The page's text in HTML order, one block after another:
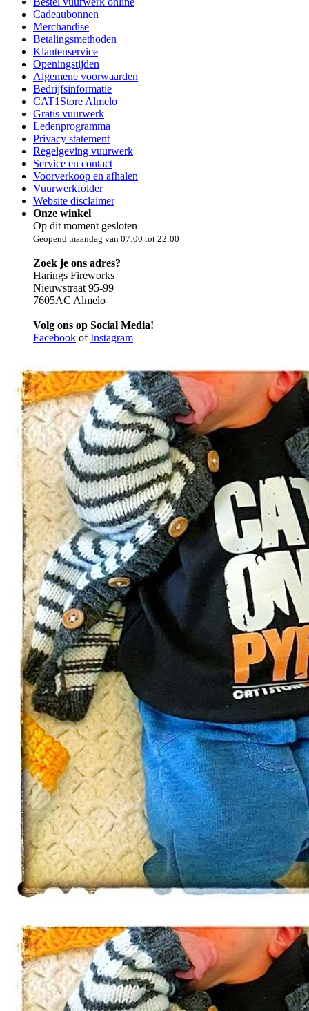
Cadeaubonnen
Merchandise
Betalingsmethoden
Klantenservice
Openingstijden
Algemene voorwaarden
Bedrijfsinformatie
CAT1Store Almelo
Gratis vuurwerk
Ledenprogramma
Privacy statement
Regelgeving vuurwerk
Service en contact
Voorverkoop en afhalen
Vuurwerkfolder
Website disclaimer
Onze winkel
Op dit moment gesloten
Geopend maandag van 07:00 tot 22:00
Zoek je ons adres?
Harings Fireworks
Nieuwstraat 95-99
7605AC Almelo
Volg ons op Social Media!
Facebook ofInstagram